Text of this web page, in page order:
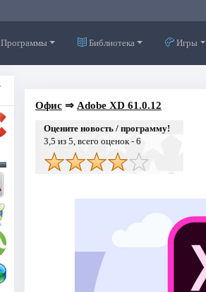
Программы Библиотека Игры
Офис⇒ Adobe XD 61.0.12
Оцените новость / программу!
3,5 из 5, всего оценок - 6